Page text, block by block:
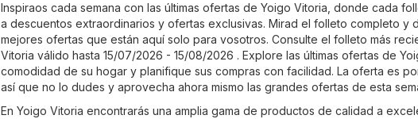
Inspiraos cada semana con las últimas ofertas de Yoigo Vitoria, donde cada
a descuentos extraordinarios y ofertas exclusivas. Mirad el folleto completo y
mejores ofertas que están aquí solo para vosotros. Consulte el folleto más
Vitoria válido hasta 15/07/2026 - 15/08/2026 . Explore las últimas ofertas de
comodidad de su hogar y planifique sus compras con facilidad. La oferta es
así que no lo dudes y aprovecha ahora mismo las grandes ofertas de esta
En Yoigo Vitoria encontrarás una amplia gama de productos de calidad a